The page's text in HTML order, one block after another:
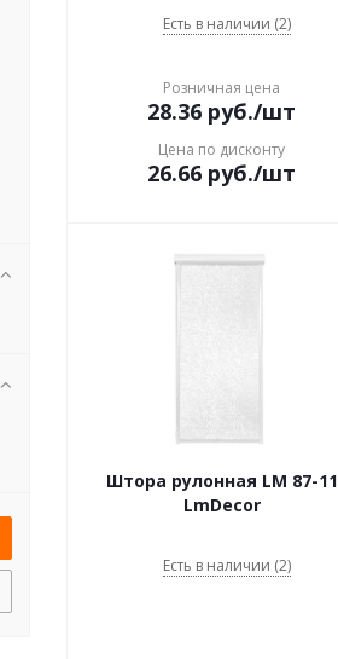
Есть в наличии (2)
Розничная цена
28.36 руб./шт
Цена по дисконту
26.66 руб./шт
Штора рулонная LM 87-11
LmDecor
Есть в наличии (2)